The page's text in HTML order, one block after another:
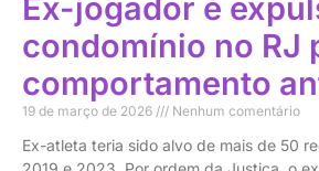
Ex-jogador é
condomínio no RJ
comportamento
19 de março de 2026 Nenhum comentário
Ex-atleta teria sido alvo de mais de 50